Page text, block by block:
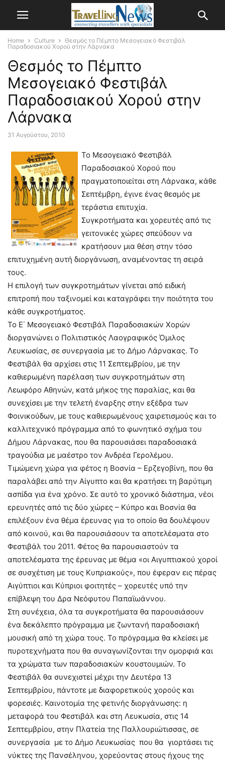
Home Culture
Θεσμός το Πέμπτο Μεσογειακό Φεστιβάλ
Παραδοσιακού Χορού στην Λάρνακα
Θεσμός το Πέμπτο
Μεσογειακό Φεστιβάλ
Παραδοσιακού Χορού στην
Λάρνακα
31 Αυγούστου, 2010
Το Μεσογειακό Φεστιβάλ
Παραδοσιακού Χορού που
πραγματοποιείται στη Λάρνακα, κάθε
Σεπτέμβρη, έγινε ένας θεσμός με
τεράστια επιτυχία.
Συγκροτήματα και χορευτές από τις
γειτονικές χώρες σπεύδουν να
κρατήσουν μια θέση στην τόσο
επιτυχημένη αυτή διοργάνωση, αναμένοντας τη σειρά
τους.
Η επιλογή των συγκροτημάτων γίνεται από ειδική
επιτροπή που ταξινομεί και καταγράφει την ποιότητα του
κάθε συγκροτήματος.
Το Ε΄ Μεσογειακό Φεστιβάλ Παραδοσιακών Χορών
διοργανώνει ο Πολιτιστικός Λαογραφικός Όμιλος
Λευκωσίας, σε συνεργασία με το Δήμο Λάρνακας. Το
Φεστιβάλ θα αρχίσει στις 11 Σεπτεμβρίου, με την
καθιερωμένη παρέλαση των συγκροτημάτων στη
Λεωφόρο Αθηνών, κατά μήκος της παραλίας, και θα
συνεχίσει με την τελετή έναρξης στην εξέδρα των
Φοινικούδων, με τους καθιερωμένους χαιρετισμούς και το
καλλιτεχνικό πρόγραμμα από το φωνητικό σχήμα του
Δήμου Λάρνακας, που θα παρουσιάσει παραδοσιακά
τραγούδια με μαέστρο τον Ανδρέα Γερολέμου.
Τιμώμενη χώρα για φέτος η Βοσνία – Ερζεγοβίνη, που θα
παραλάβει από την Αίγυπτο και θα κρατήσει τη βαρύτιμη
ασπίδα για ένα χρόνο. Σε αυτό το χρονικό διάστημα, νέοι
ερευνητές από τις δύο χώρες – Κύπρο και Βοσνία θα
επιλέξουν ένα θέμα έρευνας για το οποίο θα δουλέψουν
από κοινού, και θα παρουσιάσουν τα αποτελέσματα στο
Φεστιβάλ του 2011. Φέτος θα παρουσιαστούν τα
αποτελέσματα της έρευνας με θέμα «οι Αιγυπτιακού χοροί
σε συσχέτιση με τους Κυπριακούς», που έφεραν εις πέρας
Αιγύπτιοι και Κύπριοι φοιτητές – χορευτές υπό την
επίβλεψη του Δρα Νεόφυτου Παπαϊωάννου.
Στη συνέχεια, όλα τα συγκροτήματα θα παρουσιάσουν
ένα δεκάλεπτο πρόγραμμα με ζωντανή παραδοσιακή
μουσική από τη χώρα τους. Το πρόγραμμα θα κλείσει με
πυροτεχνήματα που θα συναγωνίζονται την ομορφιά και
τα χρώματα των παραδοσιακών κουστουμιών. Το
Φεστιβάλ θα συνεχιστεί μέχρι την Δευτέρα 13
Σεπτεμβρίου, πάντοτε με διαφορετικούς χορούς και
φορεσιές. Καινοτομία της φετινής διοργάνωσης: η
μεταφορά του Φεστιβάλ και στη Λευκωσία, στις 14
Σεπτεμβρίου, στην Πλατεία της Παλλουριώτισσας, σε
συνεργασία με το Δήμο Λευκωσίας που θα γιορτάσει τις
νύκτες της Πανσέληνου, χορεύοντας στους ήχους της